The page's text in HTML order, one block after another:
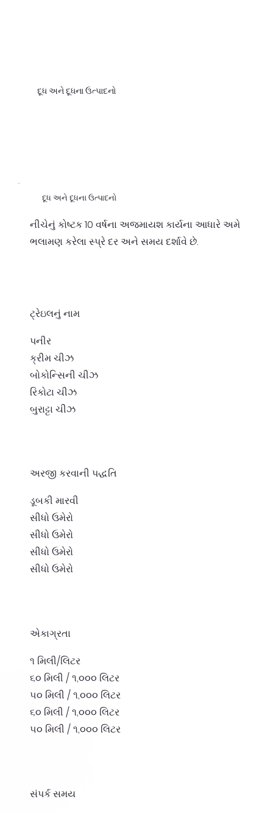
દૂધ અને દૂધના ઉત્પાદનો
દૂધ અને દૂધના ઉત્પાદનો
નીચેનું કોષ્ટક 10 વર્ષના અજમાયશ કાર્યના આધારે અમે
ભલામણ કરેલા સ્પ્રે દર અને સમય દર્શાવે છે.
ટ્રેઇલનું નામ
પનીર
ક્રીમ ચીઝ
બોકોન્સિની ચીઝ
રિકોટા ચીઝ
બુરાટ્ટા ચીઝ
અરજી કરવાની પદ્ધતિ
ડૂબકી મારવી
સીધો ઉમેરો
સીધો ઉમેરો
સીધો ઉમેરો
સીધો ઉમેરો
એકાગ્રતા
૧ મિલી/લિટર
૬૦ મિલી / ૧,૦૦૦ લિટર
૫૦ મિલી / ૧,૦૦૦ લિટર
૬૦ મિલી / ૧,૦૦૦ લિટર
૫૦ મિલી / ૧,૦૦૦ લિટર
સંપર્ક સમય